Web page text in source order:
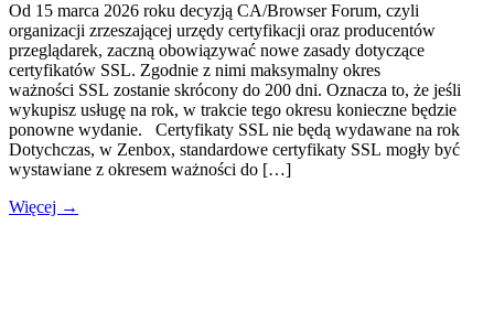
Od 15 marca 2026 roku decyzją CA/Browser Forum, czyli
organizacji zrzeszającej urzędy certyfikacji oraz producentów
przeglądarek, zaczną obowiązywać nowe zasady dotyczące
certyfikatów SSL. Zgodnie z nimi maksymalny okres
ważności SSL zostanie skrócony do 200 dni. Oznacza to, że jeśli
wykupisz usługę na rok, w trakcie tego okresu konieczne będzie
ponowne wydanie. Certyfikaty SSL nie będą wydawane na rok
Dotychczas, w Zenbox, standardowe certyfikaty SSL mogły być
wystawiane z okresem ważności do […]
Więcej →